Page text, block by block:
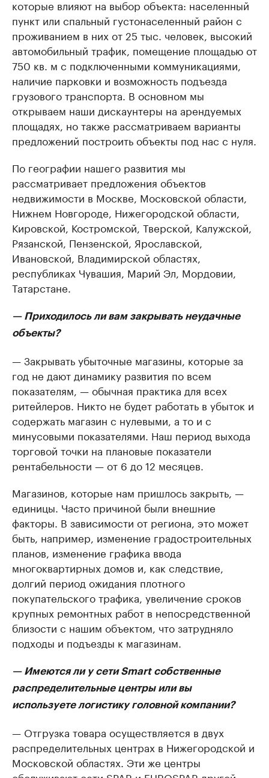
которые влияют на выбор объекта: населенный
пункт или спальный густонаселенный район с
проживанием в них от 25 тыс. человек, высокий
автомобильный трафик, помещение площадью от
750 кв. м с подключенными коммуникациями,
наличие парковки и возможность подъезда
грузового транспорта. В основном мы
открываем наши дискаунтеры на арендуемых
площадях, но также рассматриваем варианты
предложений построить объекты под нас с нуля.
По географии нашего развития мы
рассматривает предложения объектов
недвижимости в Москве, Московской области,
Нижнем Новгороде, Нижегородской области,
Кировской, Костромской, Тверской, Калужской,
Рязанской, Пензенской, Ярославской,
Ивановской, Владимирской областях,
республиках Чувашия, Марий Эл, Мордовии,
Татарстане.
— Приходилось ли вам закрывать неудачные
объекты?
— Закрывать убыточные магазины, которые за
год не дают динамику развития по всем
показателям, — обычная практика для всех
ритейлеров. Никто не будет работать в убыток и
содержать магазин с нулевыми, а то и с
минусовыми показателями. Наш период выхода
торговой точки на плановые показатели
рентабельности — от 6 до 12 месяцев.
Магазинов, которые нам пришлось закрыть, —
единицы. Часто причиной были внешние
факторы. В зависимости от региона, это может
быть, например, изменение градостроительных
планов, изменение графика ввода
многоквартирных домов и, как следствие,
долгий период ожидания плотного
покупательского трафика, увеличение сроков
крупных ремонтных работ в непосредственной
близости с нашим объектом, что затрудняло
подходы и подъезды к магазинам.
— Имеются ли у сети Smart собственные
распределительные центры или вы
используете логистику головной компании?
— Отгрузка товара осуществляется в двух
распределительных центрах в Нижегородской и
Московской областях. Эти же центры